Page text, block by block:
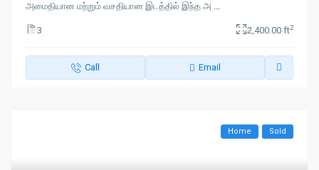
அமைதியான மற்றும் வசதியான இடத்தில் இந்த அ ...
3 2,400.00 ft2
Call Email
Home Sold